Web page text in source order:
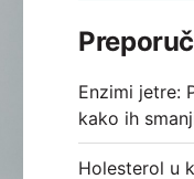
Enzimi jetre:
kako ih
Holesterol u